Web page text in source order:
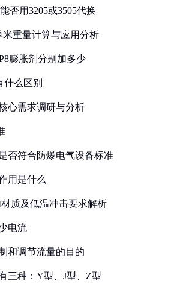
否用3205或3505代换
米重量计算与应用分析
膨胀剂分别加多少
什么区别
心需求调研与分析
否符合防爆电气设备标准
用是什么
质及低温冲击要求解析
电流
和调节流量的目的
三种：Y型、J型、Z型